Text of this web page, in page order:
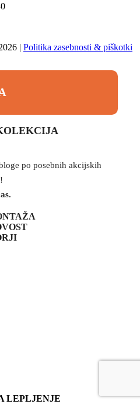
| Politika zasebnosti & piškotki
po posebnih akcijskih
LEPLJENJE